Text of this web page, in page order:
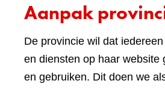
Aanpak
De provincie wil dat
en diensten op haar website
en gebruiken. Dit doen we